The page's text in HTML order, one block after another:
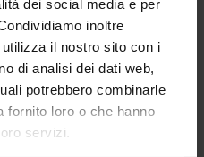
dei social media e per
inoltre
il nostro sito con i
di analisi dei dati web,
potrebbero combinarle
fornito loro o che hanno
servizi.
ai preferiti
scheda
SPA